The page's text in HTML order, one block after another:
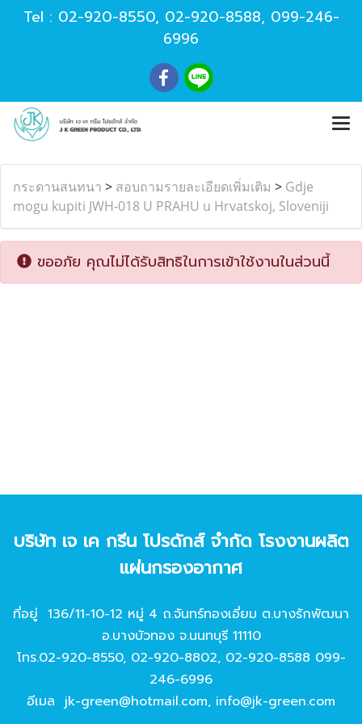
Tel : 02-920-8550, 02-920-8588, 099-246-
6996
กระดานสนทนา > สอบถามรายละเอียดเพิ่มเติม > Gdje
mogu kupiti JWH-018 U PRAHU u Hrvatskoj, Sloveniji
ขออภัย คุณไม่ได้รับสิทธิในการเข้าใช้งานในส่วนนี้
บริษัท เจ เค กรีน โปรดักส์ จํากัด โรงงานผลิต
แผ่นกรองอากาศ
ที่อยู่ 136/11-10-12 หมู่ 4 ถ.จันทร์ทองเอี่ยม ต.บางรักพัฒนา
อ.บางบัวทอง จ.นนทบุรี 11110
โทร.02-920-8550, 02-920-8802, 02-920-8588 099-
246-6996
อีเมล jk-green@hotmail.com, info@jk-green.com